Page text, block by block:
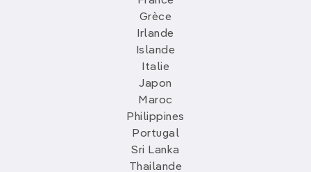
Grèce
Irlande
Islande
Italie
Japon
Maroc
Philippines
Portugal
Sri Lanka
Thailande